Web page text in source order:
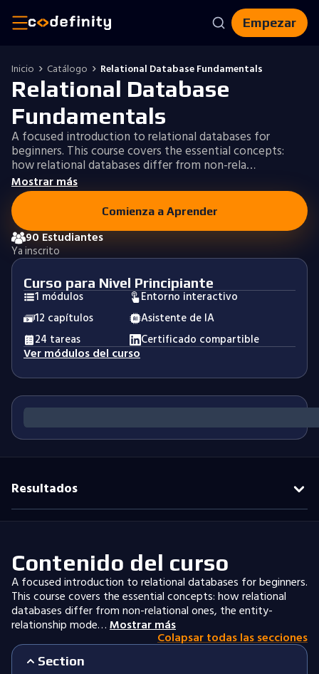
Empezar
Inicio Catálogo Relational Database Fundamentals
Relational Database
Fundamentals
A focused introduction to relational databases for
beginners. This course covers the essential concepts:
how relational databases differ from non-rela…
Mostrar más
Comienza a Aprender
90 Estudiantes
Ya inscrito
Curso para Nivel Principiante
1 módulos
Entorno interactivo
12 capítulos
Asistente de IA
24 tareas
Certificado compartible
Ver módulos del curso
Resultados
Contenido del curso
A focused introduction to relational databases for beginners.
This course covers the essential concepts: how relational
databases differ from non-relational ones, the entity-
relationship mode…Mostrar más
Colapsar todas las secciones
Section